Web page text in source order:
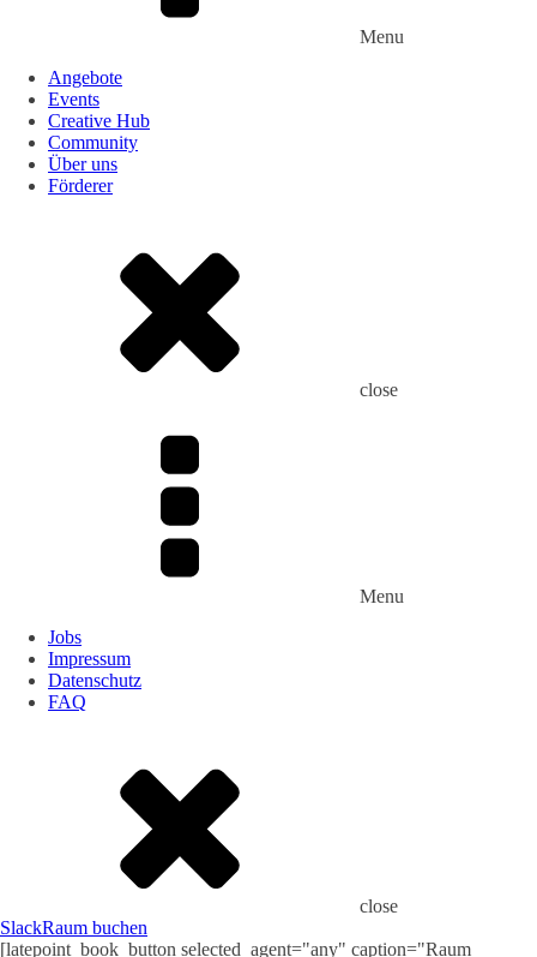
Menu
Angebote
Events
Creative Hub
Community
Über uns
Förderer
close
Menu
Jobs
Impressum
Datenschutz
FAQ
close
SlackRaum buchen
[latepoint_book_button selected_agent="any" caption="Raum